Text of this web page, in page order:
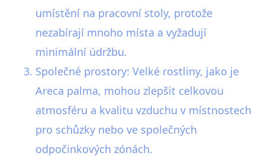
umístění na pracovní stoly, protože
nezabírají mnoho místa a vyžadují
minimální údržbu.
Společné prostory: Velké rostliny, jako je
Areca palma, mohou zlepšit celkovou
atmosféru a kvalitu vzduchu v místnostech
pro schůzky nebo ve společných
odpočinkových zónách.